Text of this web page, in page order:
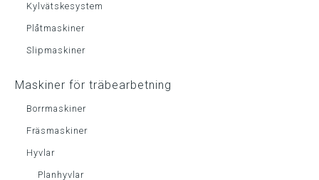
Kylvätskesystem
Plåtmaskiner
Slipmaskiner
Maskiner för träbearbetning
Borrmaskiner
Fräsmaskiner
Hyvlar
Planhyvlar